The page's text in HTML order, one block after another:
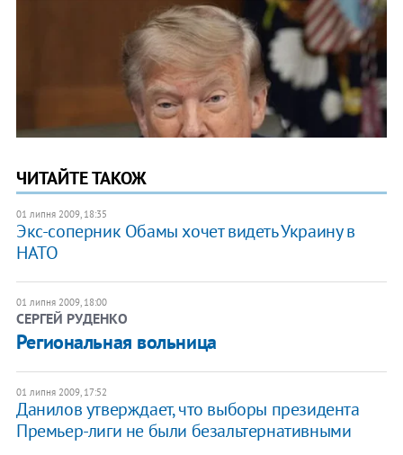
ЧИТАЙТЕ ТАКОЖ
01 липня 2009, 18:35
Экс-соперник Обамы хочет видеть Украину в
НАТО
01 липня 2009, 18:00
СЕРГЕЙ РУДЕНКО
Региональная вольница
01 липня 2009, 17:52
Данилов утверждает, что выборы президента
Премьер-лиги не были безальтернативными